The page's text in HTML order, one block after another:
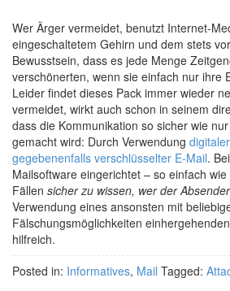
Wer Ärger vermeidet, benutzt Internet-
eingeschaltetem Gehirn und dem stets
Bewusstsein, dass es jede Menge
verschönerten, wenn sie einfach nur ihre
Leider findet dieses Pack immer wieder
vermeidet, wirkt auch schon in seinem
dass die Kommunikation so sicher wie
gemacht wird: Durch Verwendung
gegebenenfalls verschlüsselter E-Mail.
Mailsoftware eingerichtet – so einfach
Fällen sicher zu wissen, wer der
Verwendung eines ansonsten mit
Fälschungsmöglichkeiten
hilfreich.
Posted in: Informatives, Mail Tagged: